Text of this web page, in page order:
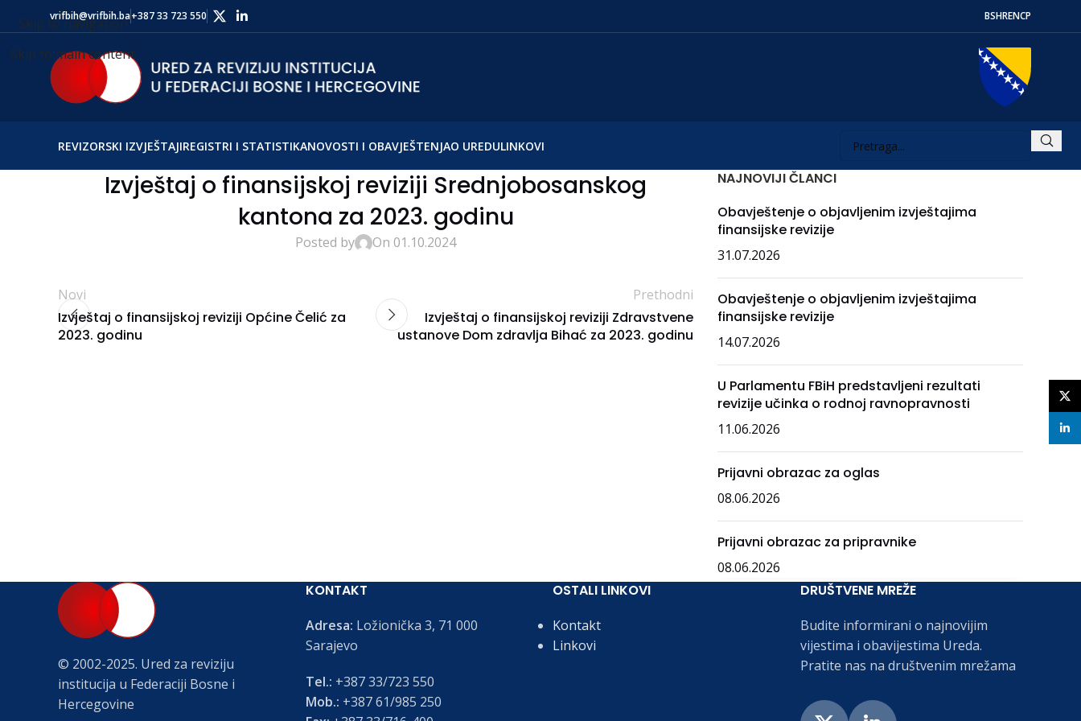
Skip to navigation
Skip to main content
vrifbih@vrifbih.ba+387 33 723 550 BSHRENСР
REVIZORSKI IZVJEŠTAJIREGISTRI I STATISTIKANOVOSTI I OBAVJEŠTENJAO UREDULINKOVI
Izvještaj o finansijskoj reviziji Srednjobosanskog
kantona za 2023. godinu
Posted by On 01.10.2024
Novi
Izvještaj o finansijskoj reviziji Općine Čelić za
2023. godinu
Prethodni
Izvještaj o finansijskoj reviziji Zdravstvene
ustanove Dom zdravlja Bihać za 2023. godinu
NAJNOVIJI ČLANCI
Obavještenje o objavljenim izvještajima
finansijske revizije
31.07.2026
Obavještenje o objavljenim izvještajima
finansijske revizije
14.07.2026
U Parlamentu FBiH predstavljeni rezultati
revizije učinka o rodnoj ravnopravnosti
11.06.2026
Prijavni obrazac za oglas
08.06.2026
Prijavni obrazac za pripravnike
08.06.2026
© 2002-2025. Ured za reviziju
institucija u Federaciji Bosne i
Hercegovine
KONTAKT
Adresa: Ložionička 3, 71 000
Sarajevo
Tel.: +387 33/723 550
Mob.: +387 61/985 250
OSTALI LINKOVI
Kontakt
Linkovi
DRUŠTVENE MREŽE
Budite informirani o najnovijim
vijestima i obavijestima Ureda.
Pratite nas na društvenim mrežama